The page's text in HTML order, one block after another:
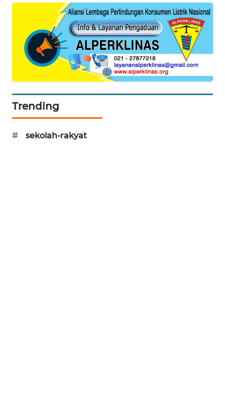
Trending
# sekolah-rakyat
Wahana
Network
KONSUMEN
MASYARAKAT